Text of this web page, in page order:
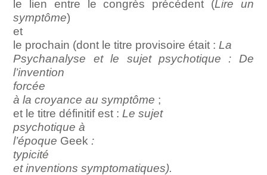
le lien entre le congrès précédent (Lire un
symptôme)
et
le prochain (dont le titre provisoire était : La
Psychanalyse et le sujet psychotique : De
l’invention
forcée
à la croyance au symptôme ;
et le titre définitif est : Le sujet
psychotique à
l’époque Geek :
typicité
et inventions symptomatiques).